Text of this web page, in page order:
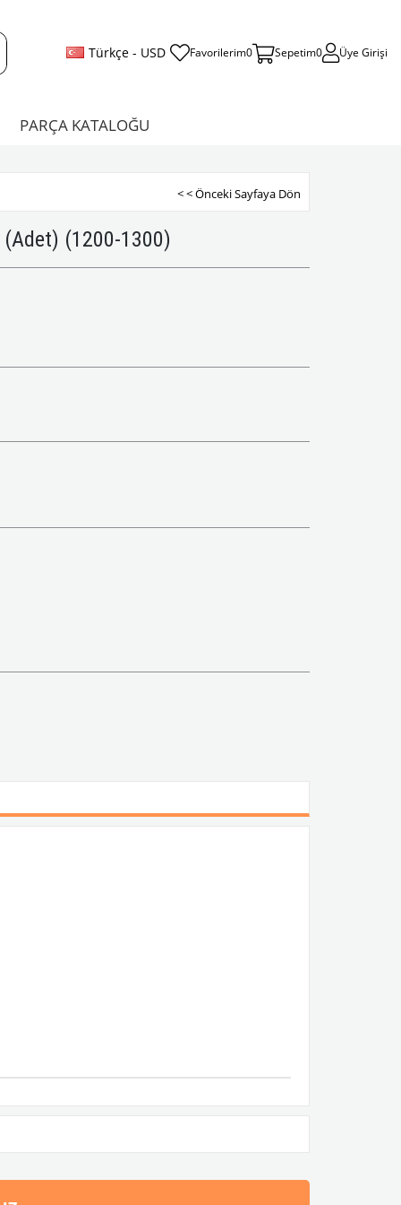
Türkçe - USD Favorilerim0 Sepetim0 Üye Girişi
PARÇA KATALOĞU
< < Önceki Sayfaya Dön
(1200-1300)